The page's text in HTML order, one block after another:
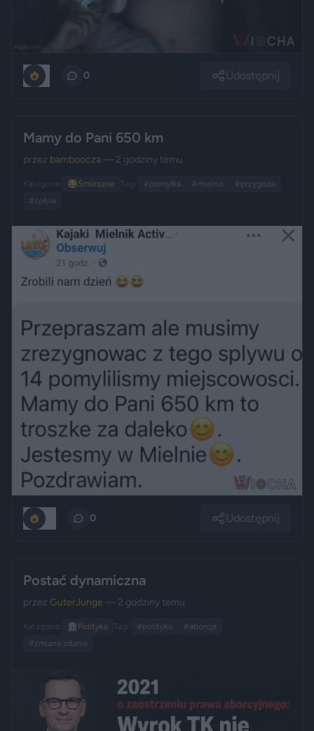
0 Udostępnij
Mamy do Pani 650 km
przez bamboocza — 2 godziny temu
Kategoria: 😂Śmieszne Tagi: #pomyłka #mielno
#przygoda
#spływ
0 Udostępnij
Postać dynamiczna
przez GuterJunge — 2 godziny temu
Kategoria: 🏛️ Polityka Tagi: #polityka
#aborcja
#zmiana zdania